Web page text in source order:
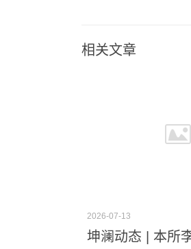
相关文章
2026-07-13
坤澜动态 | 本所